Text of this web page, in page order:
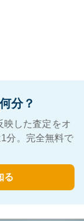
分？
映した査定をオ
分。完全無料で
る